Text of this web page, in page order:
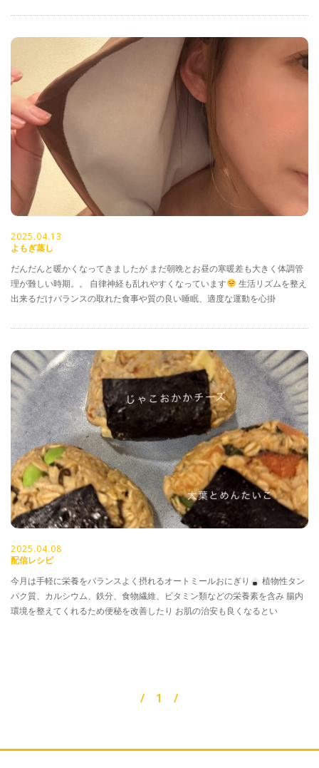
2025.04.13
よもぎ蒸し
だんだんと暖かくなってきましたが まだ朝晩とお昼の寒暖差も大きく体調管
理が難しい時期。。 自律神経も乱れやすくなっています
生活リズムを整え
出来るだけバランスの取れた食事や質の良い睡眠、適度な運動を心掛
2025.04.08
配信レシピ
今月は手軽に栄養をバランスよく摂れるオートミールおにぎり
植物性タン
パク質、カルシウム、鉄分、食物繊維、ビタミン類などの栄養素を含み 腸内
環境を整えてくれるため便秘を改善したり お肌の治安も良くなるとい
1